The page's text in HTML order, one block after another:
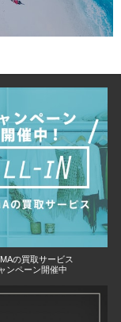
の買取サービス
ンペーン開催中